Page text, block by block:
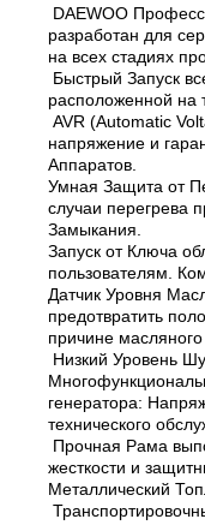
DAEWOO
разработан для
на всех стадиях
Быстрый Запуск
расположенной на
AVR (Automatic
напряжение и
Аппаратов.
Умная Защита от
случаи перегрева
Замыкания.
Запуск от Ключа
пользователям.
Датчик Уровня
предотвратить
причине масляного
Низкий Уровень
генератора:
технического
Прочная Рама
жесткости и
Металлический